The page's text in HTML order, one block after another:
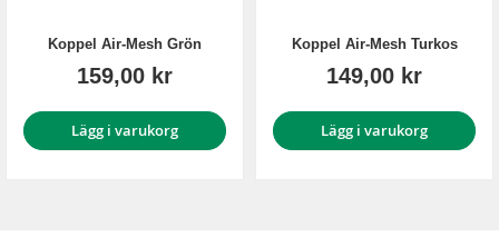
Koppel Air-Mesh Grön
159,00 kr
Lägg i varukorg
Koppel Air-Mesh Turkos
149,00 kr
Lägg i varukorg